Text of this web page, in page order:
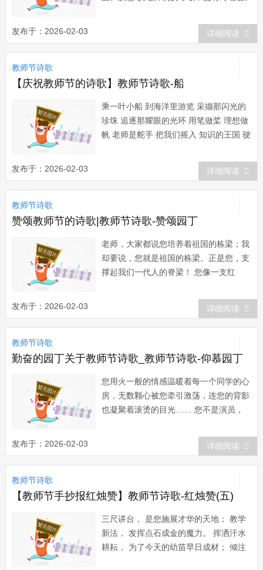
的感激。此时语言总显得苍白，贺卡总显
得轻薄，惟有这诗这歌才能表达我对老师
的崇敬。这是我献给第一个教师节的礼
物，此时的老师在我的诗情中恰似一座美
丽的桥：“小...
发布于：2026-02-03 详细阅读
教师节诗歌
【庆祝教师节的诗歌】教师节诗歌-船
乘一叶小船 到海洋里游览 采撷那闪光的
珍珠 追逐那耀眼的光环 用笔做桨 理想做
帆 老师是舵手 把我们摇入 知识的王国 驶
发布于：2026-02-03 详细阅读
教师节诗歌
赞颂教师节的诗歌|教师节诗歌-赞颂园丁
老师，大家都说您培养着祖国的栋梁；我
却要说，您就是祖国的栋梁。正是您，支
撑起我们一代人的脊梁！ 您像一支红
格和精神，可以用两个字就是－－燃烧！
发布于：2026-02-03 详细阅读
教师节诗歌
勤奋的园丁关于教师节诗歌_教师节诗歌-仰慕园丁
您用火一般的情感温暖着每一个同学的心
房，无数颗心被您牵引激荡，连您的背影
也凝聚着滚烫的目光…… 您不是演员，
家，却让知识的清泉叮咚作响，唱出迷人
的歌曲；您不是雕塑家，却塑造着一批批
青年人的灵魂...
发布于：2026-02-03 详细阅读
教师节诗歌
【教师节手抄报红烛赞】教师节诗歌-红烛赞(五)
三尺讲台， 是您施展才华的天地； 教学
新法， 发挥点石成金的魔力。 挥洒汗水
耕耘， 为了今天的幼苗早日成材； 倾注